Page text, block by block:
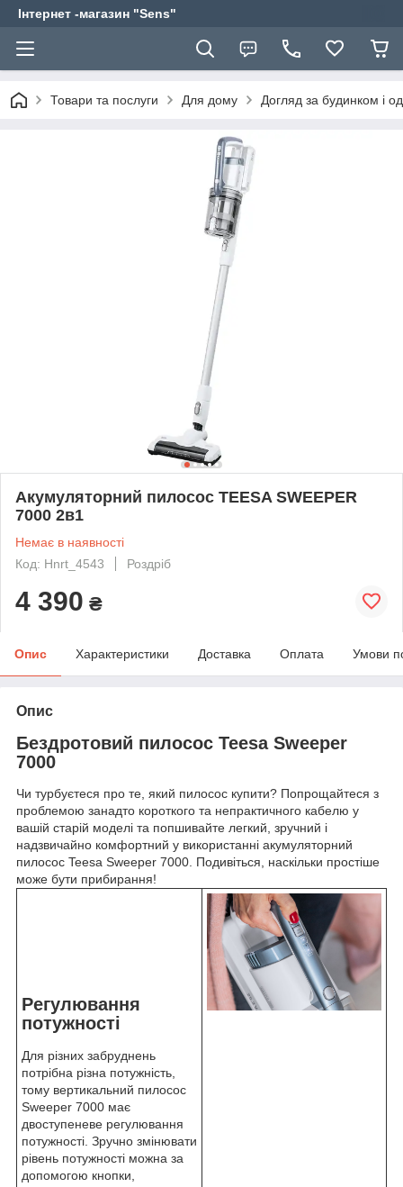
Інтернет -магазин "Sens"
Товари та послуги Для дому Догляд за будинком і
Акумуляторний пилосос TEESA SWEEPER
7000 2в1
Немає в наявності
Код: Hnrt_4543
Роздріб
4 390 ₴
Опис Характеристики Доставка Оплата Умови
Опис
Бездротовий пилосос Teesa Sweeper
7000
Чи турбуєтеся про те, який пилосос купити? Попрощайтеся з
проблемою занадто короткого та непрактичного кабелю у
вашій старій моделі та попшивайте легкий, зручний і
надзвичайно комфортний у використанні акумуляторний
пилосос Teesa Sweeper 7000. Подивіться, наскільки простіше
може бути прибирання!
Регулювання
потужності
Для різних забруднень
потрібна різна потужність,
тому вертикальний пилосос
Sweeper 7000 має
двоступеневе регулювання
потужності. Зручно змінювати
рівень потужності можна за
допомогою кнопки,